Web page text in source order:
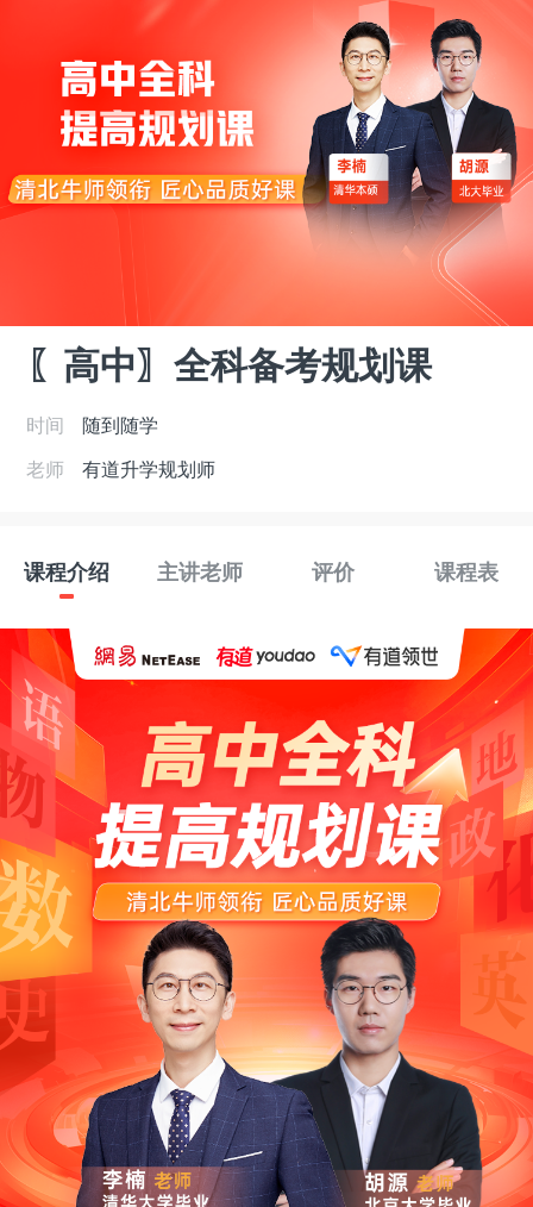
〖高中〗全科备考规划课
时间
随到随学
老师
有道升学规划师
课程介绍 主讲老师 评价 课程表